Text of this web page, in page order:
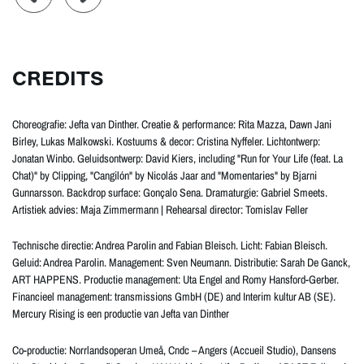
CREDITS
Choreografie: Jefta van Dinther. Creatie & performance: Rita Mazza, Dawn Jani
Birley, Lukas Malkowski. Kostuums & decor: Cristina Nyffeler. Lichtontwerp:
Jonatan Winbo. Geluidsontwerp: David Kiers, including "Run for Your Life (feat. La
Chat)" by Clipping, "Cangilón" by Nicolás Jaar and "Momentaries" by Bjarni
Gunnarsson. Backdrop surface: Gonçalo Sena. Dramaturgie: Gabriel Smeets.
Artistiek advies: Maja Zimmermann | Rehearsal director: Tomislav Feller
Technische directie: Andrea Parolin and Fabian Bleisch. Licht: Fabian Bleisch.
Geluid: Andrea Parolin. Management: Sven Neumann. Distributie: Sarah De Ganck,
ART HAPPENS. Productie management: Uta Engel and Romy Hansford-Gerber.
Financieel management: transmissions GmbH (DE) and Interim kultur AB (SE).
Mercury Rising is een productie van Jefta van Dinther
Co-productie: Norrlandsoperan Umeå, Cndc – Angers (Accueil Studio), Dansens